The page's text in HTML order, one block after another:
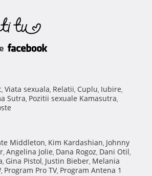
, Viata sexuala, Relatii, Cuplu, Iubire,
Sutra, Pozitii sexuale Kamasutra,
Middleton, Kim Kardashian, Johnny
, Angelina Jolie, Dana Rogoz, Dani Otil,
, Gina Pistol, Justin Bieber, Melania
, Program Pro TV, Program Antena 1